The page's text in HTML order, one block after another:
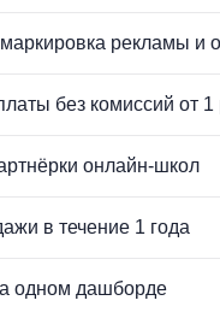
рекламы и
без комиссий от 1
онлайн-школ
в течение 1 года
одном дашборде